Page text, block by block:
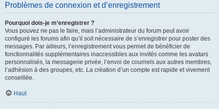
Problèmes de connexion et d’enregistrement
Pourquoi dois-je m’enregistrer ?
Vous pouvez ne pas le faire, mais l’administrateur du forum peut avoir
configuré les forums afin qu’il soit nécessaire de s’enregistrer pour poster des
messages. Par ailleurs, l’enregistrement vous permet de bénéficier de
fonctionnalités supplémentaires inaccessibles aux invités comme les avatars
personnalisés, la messagerie privée, l’envoi de courriels aux autres membres,
l’adhésion à des groupes, etc. La création d’un compte est rapide et vivement
conseillée.
Haut